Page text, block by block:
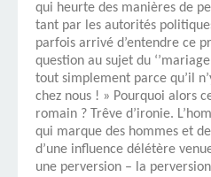
qui heurte des manières de
tant par les autorités
parfois arrivé d’entendre ce
question au sujet du
tout simplement parce qu’il
chez nous ! » Pourquoi alors
romain ? Trêve d’ironie.
qui marque des hommes et
d’une influence délétère
une perversion – la